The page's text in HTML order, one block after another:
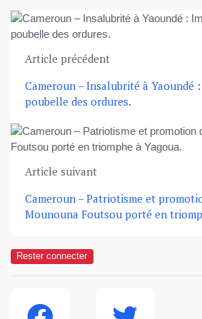
Article précédent
Cameroun – Insalubrité à Yaoundé
poubelle des ordures.
Article suivant
Cameroun – Patriotisme et
Mounouna Foutsou porté en
Rester connecter